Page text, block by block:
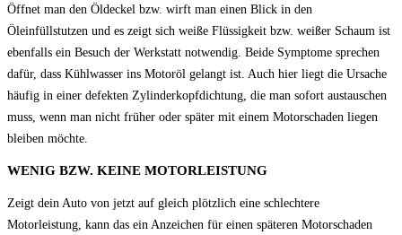
Öffnet man den Öldeckel bzw. wirft man einen Blick in den
Öleinfüllstutzen und es zeigt sich weiße Flüssigkeit bzw. weißer Schaum ist
ebenfalls ein Besuch der Werkstatt notwendig. Beide Symptome sprechen
dafür, dass Kühlwasser ins Motoröl gelangt ist. Auch hier liegt die Ursache
häufig in einer defekten Zylinderkopfdichtung, die man sofort austauschen
muss, wenn man nicht früher oder später mit einem Motorschaden liegen
bleiben möchte.
WENIG BZW. KEINE MOTORLEISTUNG
Zeigt dein Auto von jetzt auf gleich plötzlich eine schlechtere
Motorleistung, kann das ein Anzeichen für einen späteren Motorschaden